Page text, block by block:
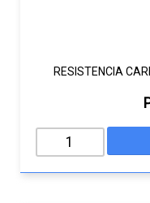
RESISTENCIA